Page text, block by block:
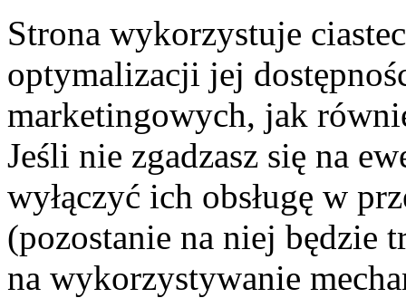
Strona wykorzystuje
optymalizacji jej
marketingowych, jak
Jeśli nie zgadzasz się na
wyłączyć ich obsługę w
(pozostanie na niej będzie
na wykorzystywanie